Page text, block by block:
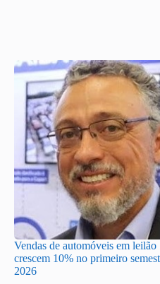
Vendas de automóveis em leilão
crescem 10% no primeiro
2026